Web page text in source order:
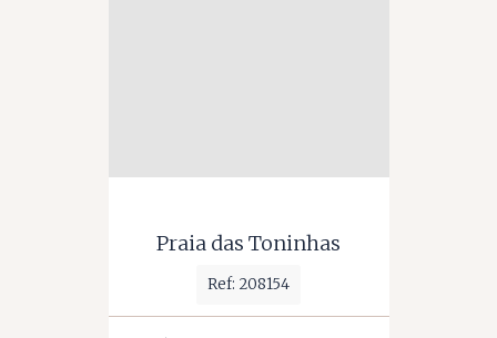
Praia das Toninhas
Ref: 208154